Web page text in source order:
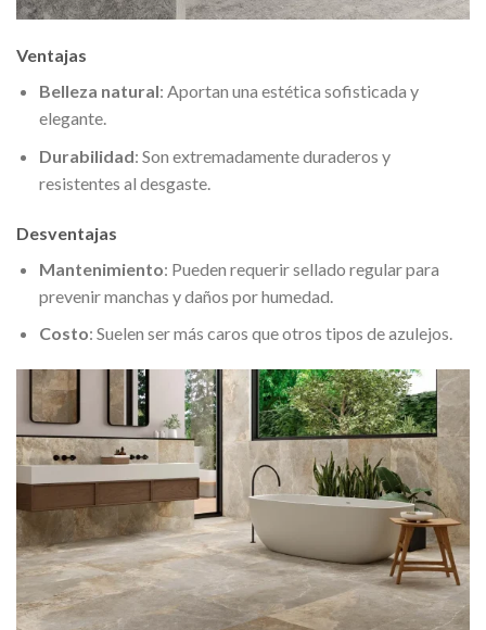
Ventajas
Belleza natural: Aportan una estética sofisticada y
elegante.
Durabilidad: Son extremadamente duraderos y
resistentes al desgaste.
Desventajas
Mantenimiento: Pueden requerir sellado regular para
prevenir manchas y daños por humedad.
Costo: Suelen ser más caros que otros tipos de azulejos.